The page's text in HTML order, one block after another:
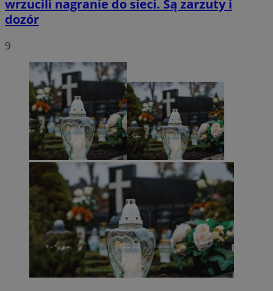
wrzucili nagranie do sieci. Są zarzuty i
dozór
9